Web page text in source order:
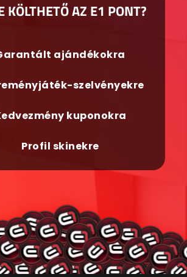
KÖLTHETŐ AZ E1 PONT?
ajándékokra
szelvényekre
kuponokra
Profil skinekre